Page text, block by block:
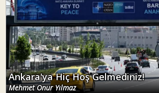
Ankara'ya Hiç Hoş Gelmediniz!
Mehmet Onur Yılmaz